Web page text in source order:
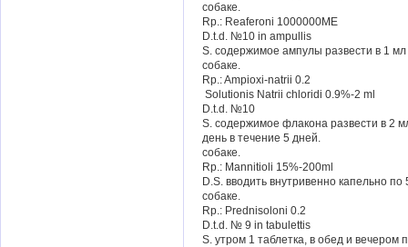
собаке.
Rp.: Reaferoni 1000000ME
D.t.d. №10 in ampullis
S. содержимое ампулы развести в 1
собаке.
Rp.: Ampioxi-natrii 0.2
Solutionis Natrii chloridi 0.9%-2 ml
D.t.d. №10
S. содержимое флакона развести в 2
день в течение 5 дней.
собаке.
Rp.: Mannitioli 15%-200ml
D.S. вводить внутривенно капельно
собаке.
Rp.: Prednisoloni 0.2
D.t.d. № 9 in tabulettis
S. утром 1 таблетка, в обед и вечером